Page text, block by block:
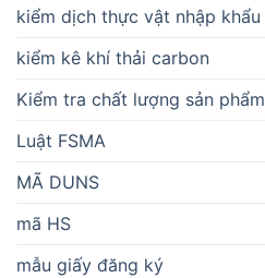
kiểm dịch thực vật nhập khẩu
kiểm kê khí thải carbon
Kiểm tra chất lượng sản phẩm
Luật FSMA
MÃ DUNS
mã HS
mẫu giấy đăng ký